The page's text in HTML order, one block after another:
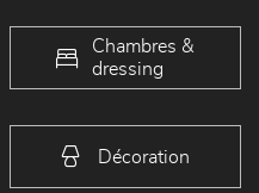
Chambres &
dressing
Décoration